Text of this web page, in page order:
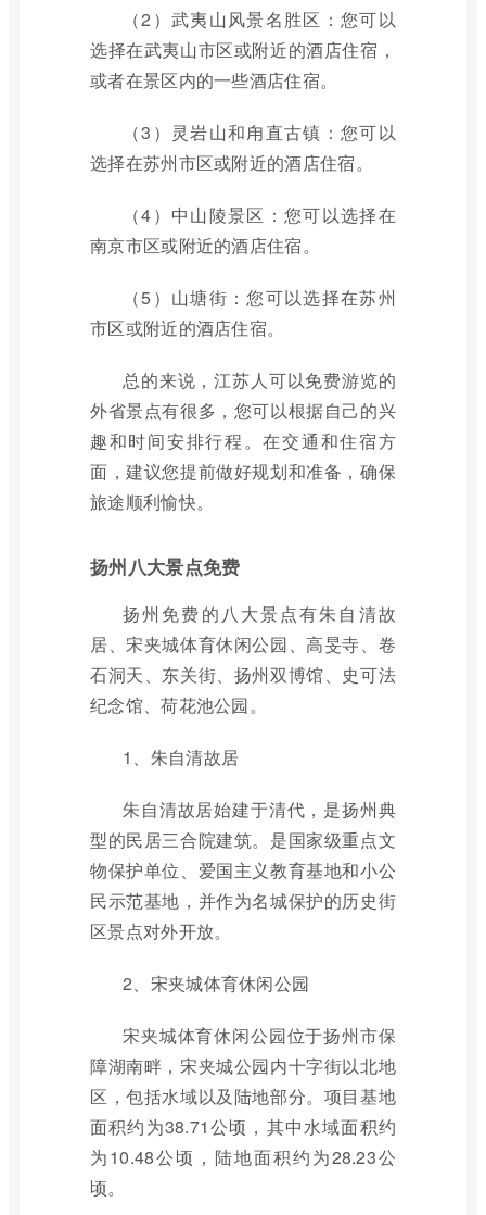
（2）武夷山风景名胜区：您可以
选择在武夷山市区或附近的酒店住宿，
或者在景区内的一些酒店住宿。
（3）灵岩山和甪直古镇：您可以
选择在苏州市区或附近的酒店住宿。
（4）中山陵景区：您可以选择在
南京市区或附近的酒店住宿。
（5）山塘街：您可以选择在苏州
市区或附近的酒店住宿。
总的来说，江苏人可以免费游览的
外省景点有很多，您可以根据自己的兴
趣和时间安排行程。在交通和住宿方
面，建议您提前做好规划和准备，确保
旅途顺利愉快。
扬州八大景点免费
扬州免费的八大景点有朱自清故
居、宋夹城体育休闲公园、高旻寺、卷
石洞天、东关街、扬州双博馆、史可法
纪念馆、荷花池公园。
1、朱自清故居
朱自清故居始建于清代，是扬州典
型的民居三合院建筑。是国家级重点文
物保护单位、爱国主义教育基地和小公
民示范基地，并作为名城保护的历史街
区景点对外开放。
2、宋夹城体育休闲公园
宋夹城体育休闲公园位于扬州市保
障湖南畔，宋夹城公园内十字街以北地
区，包括水域以及陆地部分。项目基地
面积约为38.71公顷，其中水域面积约
为10.48公顷，陆地面积约为28.23公
顷。